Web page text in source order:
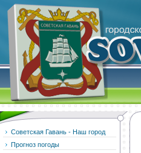
Советская Гавань - Наш город
Прогноз погоды